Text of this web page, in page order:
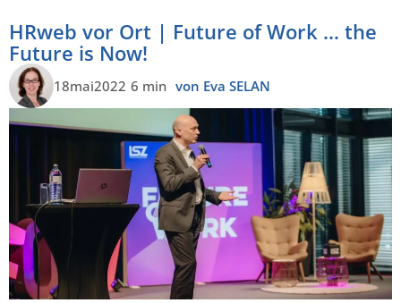
HRweb vor Ort | Future of Work … the
Future is Now!
18mai2022 6 min von Eva SELAN